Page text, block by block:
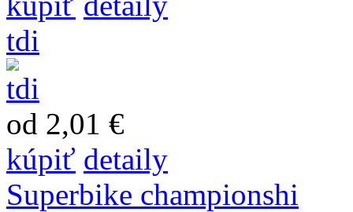
tdi
od 2,01 €
kúpiť detaily
Superbike championshi